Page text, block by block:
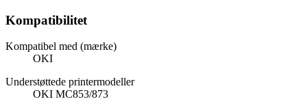
Kompatibilitet
Kompatibel med (mærke)
OKI
Understøttede printermodeller
OKI MC853/873